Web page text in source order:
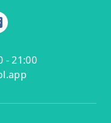
- 21:00